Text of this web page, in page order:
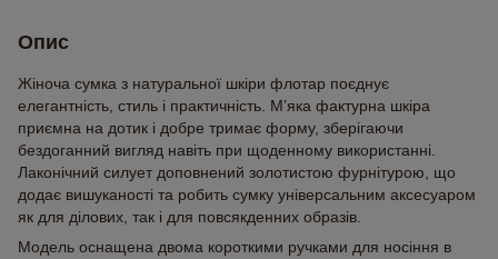
Опис
Жіноча сумка з натуральної шкіри флотар поєднує
елегантність, стиль і практичність. М’яка фактурна шкіра
приємна на дотик і добре тримає форму, зберігаючи
бездоганний вигляд навіть при щоденному використанні.
Лаконічний силует доповнений золотистою фурнітурою, що
додає вишуканості та робить сумку універсальним аксесуаром
як для ділових, так і для повсякденних образів.
Модель оснащена двома короткими ручками для носіння в